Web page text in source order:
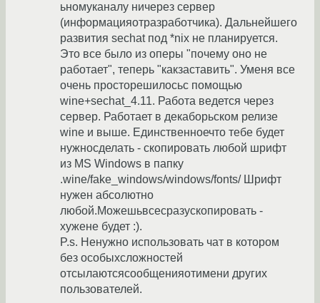
ьномуканалу ничерез сервер
(информацияотразработчика). Дальнейшего
развития sechat под *nix не планируется.
Это все было из оперы "почему оно не
работает", теперь "какзаставить". Уменя все
очень просторешилосьс помощью
wine+sechat_4.11. Работа ведется через
сервер. Работает в декаборьском релизе
wine и выше. Единственноечто тебе будет
нужносделать - скопировать любой шрифт
из MS Windows в папку
.wine/fake_windows/windows/fonts/ Шрифт
нужен абсолютно
любой.Можешьвсесразускопировать -
хужене будет :).
P.s. Ненужно использовать чат в котором
без особыхсложностей
отсылаютсясообщенияотимени других
пользователей.